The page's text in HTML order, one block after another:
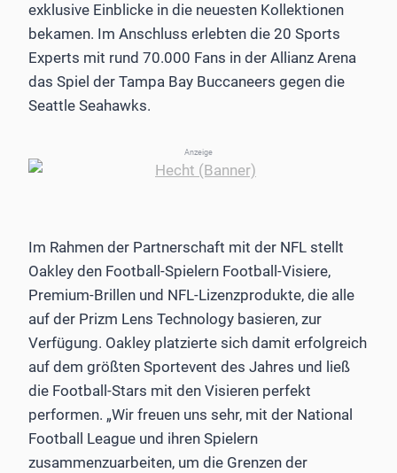
exklusive Einblicke in die neuesten Kollektionen
bekamen. Im Anschluss erlebten die 20 Sports
Experts mit rund 70.000 Fans in der Allianz Arena
das Spiel der Tampa Bay Buccaneers gegen die
Seattle Seahawks.
Anzeige
Im Rahmen der Partnerschaft mit der NFL stellt
Oakley den Football-Spielern Football-Visiere,
Premium-Brillen und NFL-Lizenzprodukte, die alle
auf der Prizm Lens Technology basieren, zur
Verfügung. Oakley platzierte sich damit erfolgreich
auf dem größten Sportevent des Jahres und ließ
die Football-Stars mit den Visieren perfekt
performen. „Wir freuen uns sehr, mit der National
Football League und ihren Spielern
zusammenzuarbeiten, um die Grenzen der